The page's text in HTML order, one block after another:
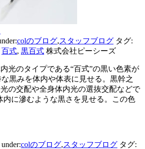
colのブログ,スタッフブログ タグ:
百式, 黒百式 株式会社ピーシーズ
光のタイプである“百式”の黒い色素が
黒みを体内や体表に見せる。黒幹之
の交配や全身体内光の選抜交配などで
内に滲むような黒さを見せる。この色
colのブログ,スタッフブログ タグ: